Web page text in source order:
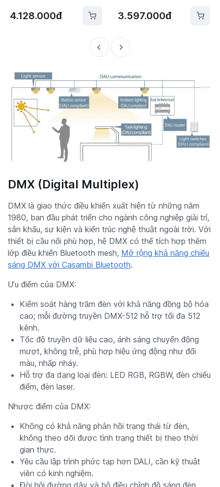
4.128.000đ 3.597.000đ
DMX (Digital Multiplex)
DMX là giao thức điều khiển xuất hiện từ những năm
1980, ban đầu phát triển cho ngành công nghiệp giải trí,
sân khấu, sự kiện và kiến trúc nghệ thuật ngoài trời. Với
thiết bị cầu nối phù hợp, hệ DMX có thể tích hợp thêm
lớp điều khiển Bluetooth mesh, Mở rộng khả năng chiếu
sáng DMX với Casambi Bluetooth.
Ưu điểm của DMX:
Kiểm soát hàng trăm đèn với khả năng đồng bộ hóa
cao; mỗi đường truyền DMX-512 hỗ trợ tối đa 512
kênh.
Tốc độ truyền dữ liệu cao, ánh sáng chuyển động
mượt, không trễ, phù hợp hiệu ứng động như đổi
màu, nhấp nháy.
Hỗ trợ đa dạng loại đèn: LED RGB, RGBW, đèn chiếu
điểm, đèn laser.
Nhược điểm của DMX:
Không có khả năng phản hồi trạng thái từ đèn,
không theo dõi được tình trạng thiết bị theo thời
gian thực.
Yêu cầu lập trình phức tạp hơn DALI, cần kỹ thuật
viên có kinh nghiệm.
Đòi hỏi đường dây và bộ điều chỉnh độ sáng đèn